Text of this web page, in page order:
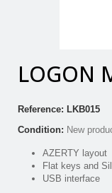
LOGON
Reference: LKB015
Condition: New
AZERTY layout
Flat keys and
USB interface